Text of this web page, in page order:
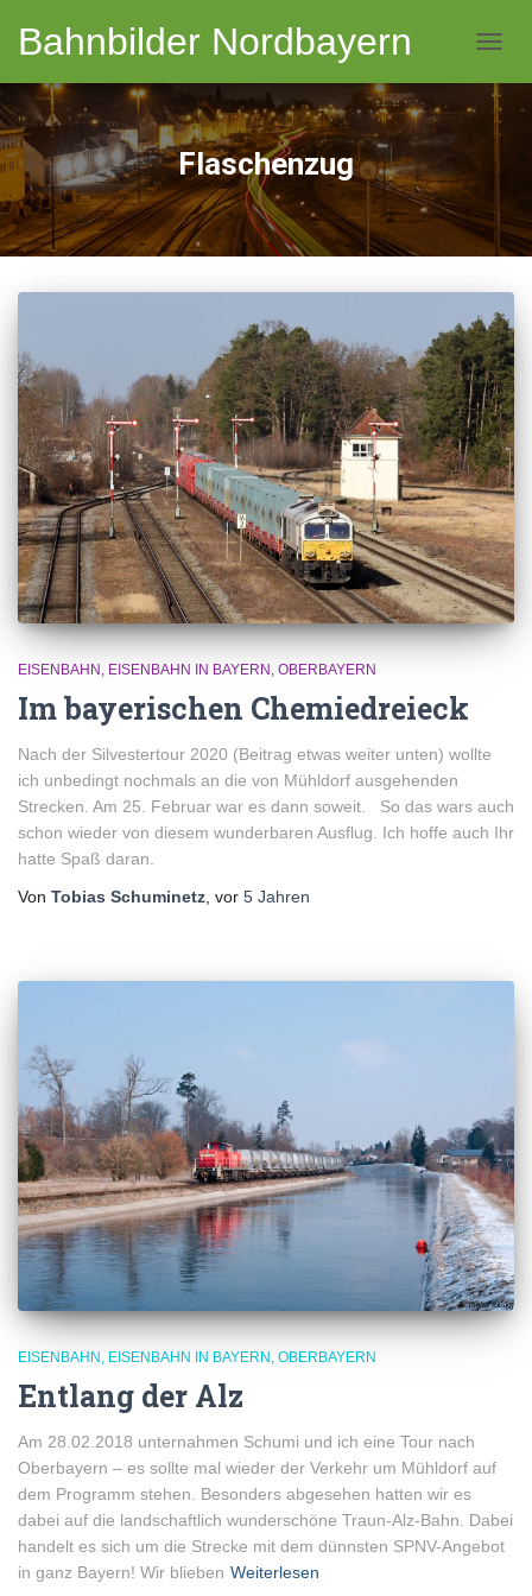
Bahnbilder Nordbayern
Flaschenzug
EISENBAHN EISENBAHN IN BAYERN OBERBAYERN
Im bayerischen Chemiedreieck
Nach der Silvestertour 2020 (Beitrag etwas weiter unten) wollte
ich unbedingt nochmals an die von Mühldorf ausgehenden
Strecken. Am 25. Februar war es dann soweit. So das wars auch
schon wieder von diesem wunderbaren Ausflug. Ich hoffe auch Ihr
hatte Spaß daran.
Von Tobias Schuminetz , vor 5 Jahren
EISENBAHN EISENBAHN IN BAYERN OBERBAYERN
Entlang der Alz
Am 28.02.2018 unternahmen Schumi und ich eine Tour nach
Oberbayern – es sollte mal wieder der Verkehr um Mühldorf auf
dem Programm stehen. Besonders abgesehen hatten wir es
dabei auf die landschaftlich wunderschöne Traun-Alz-Bahn. Dabei
handelt es sich um die Strecke mit dem dünnsten SPNV-Angebot
in ganz Bayern! Wir blieben Weiterlesen